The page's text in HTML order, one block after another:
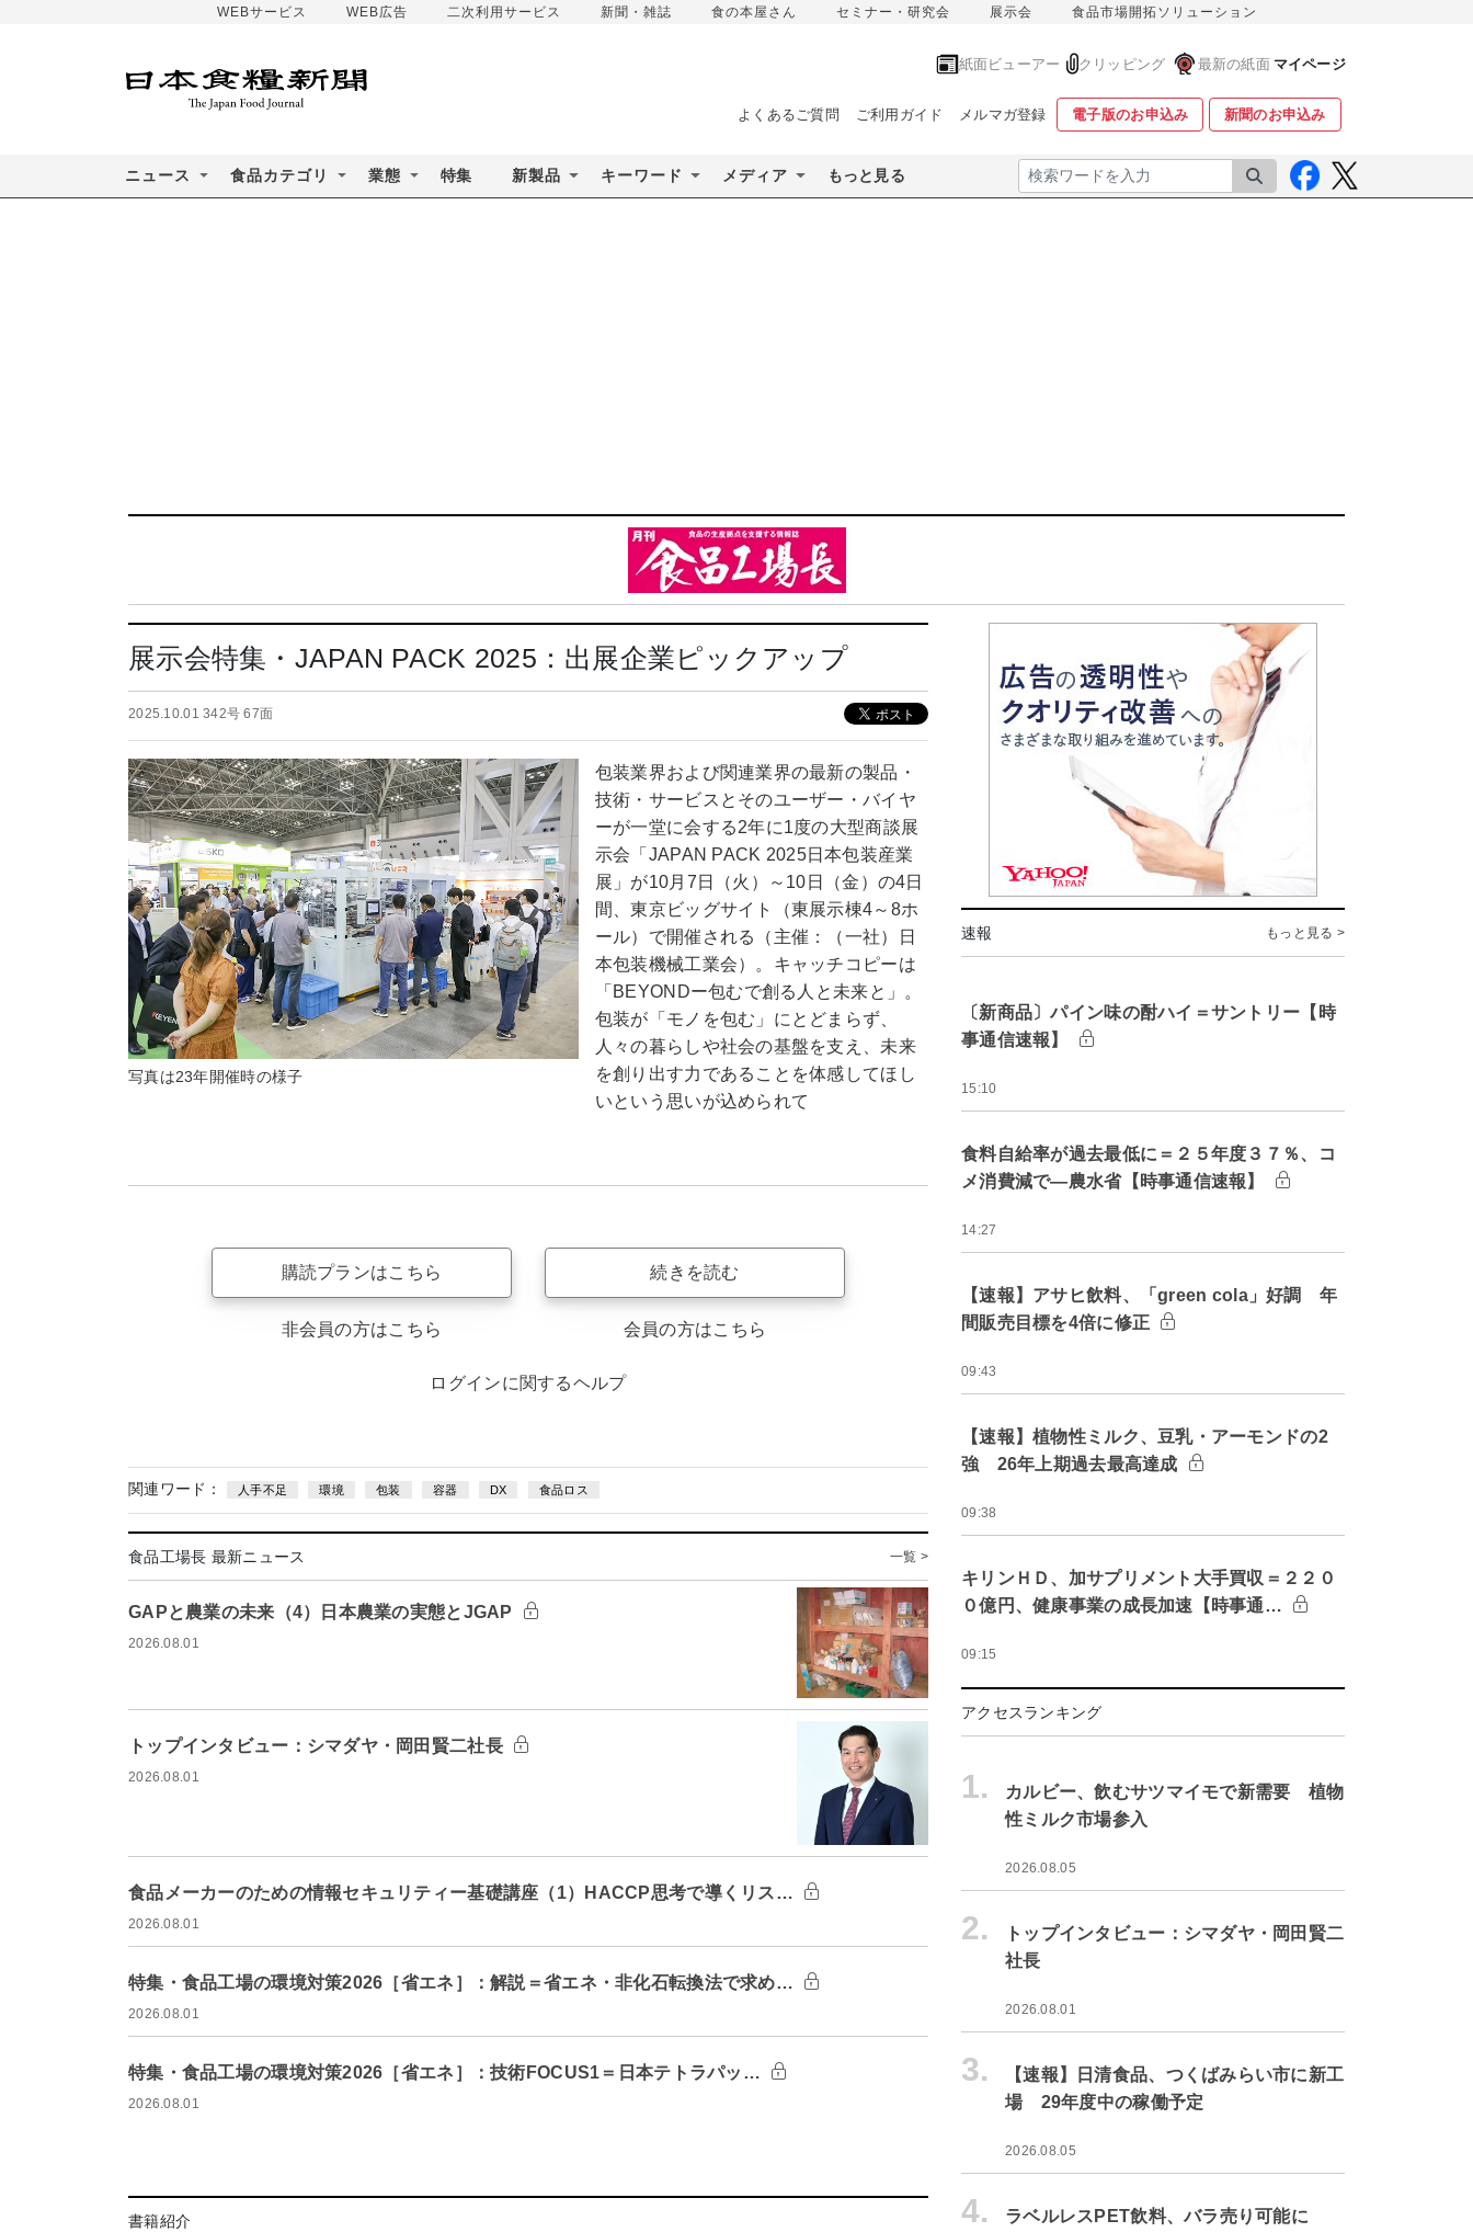
WEBサービス WEB広告 二次利用サービス 新聞・雑誌 食の本屋さん セミナー・研究会 展示会 食品市場開拓ソリューション
紙面ビューアー クリッピング 最新の紙面 マイページ
よくあるご質問 ご利用ガイド メルマガ登録 電子版のお申込み 新聞のお申込み
ニュース 食品カテゴリ 業態 特集 新製品 キーワード メディア もっと見る 検索
展示会特集・JAPAN PACK 2025：出展企業ピックアップ
2025.10.01 342号 67面
写真は23年開催時の様子
包装業界および関連業界の最新の製品・
技術・サービスとそのユーザー・バイヤ
ーが一堂に会する2年に1度の大型商談展
示会「JAPAN PACK 2025日本包装産業
展」が10月7日（火）～10日（金）の4日
間、東京ビッグサイト（東展示棟4～8ホ
ール）で開催される（主催：（一社）日
本包装機械工業会）。キャッチコピーは
「BEYONDー包むで創る人と未来と」。
包装が「モノを包む」にとどまらず、
人々の暮らしや社会の基盤を支え、未来
を創り出す力であることを体感してほし
いという思いが込められて
購読プランはこちら
非会員の方はこちら
続きを読む
会員の方はこちら
ログインに関するヘルプ
関連ワード： 人手不足 環境 包装 容器 DX 食品ロス
食品工場長 最新ニュース 一覧 >
GAPと農業の未来（4）日本農業の実態とJGAP
2026.08.01
トップインタビュー：シマダヤ・岡田賢二社長
2026.08.01
食品メーカーのための情報セキュリティー基礎講座（1）HACCP思考で導くリス…
2026.08.01
特集・食品工場の環境対策2026［省エネ］：解説＝省エネ・非化石転換法で求め…
2026.08.01
特集・食品工場の環境対策2026［省エネ］：技術FOCUS1＝日本テトラパッ…
2026.08.01
書籍紹介
速報 もっと見る >
〔新商品〕パイン味の酎ハイ＝サントリー【時
事通信速報】
15:10
食料自給率が過去最低に＝２５年度３７％、コ
メ消費減で―農水省【時事通信速報】
14:27
【速報】アサヒ飲料、「green cola」好調 年
間販売目標を4倍に修正
09:43
【速報】植物性ミルク、豆乳・アーモンドの2
強 26年上期過去最高達成
09:38
キリンＨＤ、加サプリメント大手買収＝２２０
０億円、健康事業の成長加速【時事通…
09:15
アクセスランキング
1.
カルビー、飲むサツマイモで新需要 植物
性ミルク市場参入
2026.08.05
2.
トップインタビュー：シマダヤ・岡田賢二
社長
2026.08.01
3.
【速報】日清食品、つくばみらい市に新工
場 29年度中の稼働予定
2026.08.05
4. ラベルレスPET飲料、バラ売り可能に